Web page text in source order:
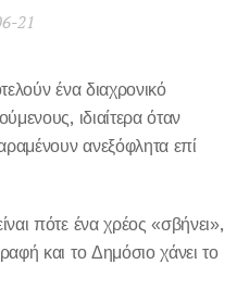
21
ένα διαχρονικό
ιδιαίτερα όταν
ανεξόφλητα επί
πότε ένα χρέος «σβήνει»,
και το Δημόσιο χάνει το